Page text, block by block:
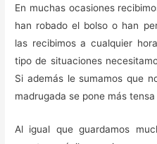
En muchas ocasiones
han robado el bolso o han
las recibimos a cualquier
tipo de situaciones
Si además le sumamos que
madrugada se pone más
Al igual que guardamos